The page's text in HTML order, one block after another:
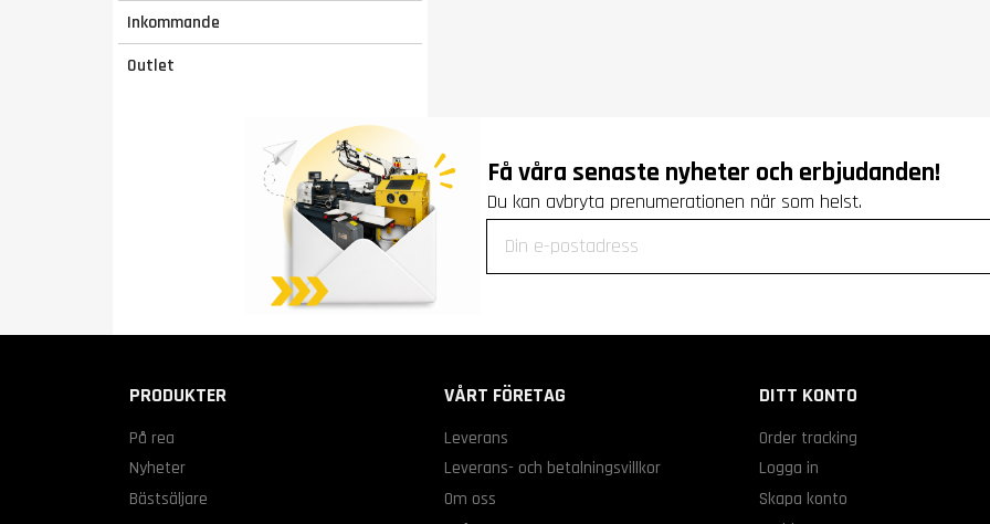
Inkommande
Outlet
Få våra senaste nyheter och erbjudanden!
Du kan avbryta prenumerationen när som helst.
PRODUKTER
På rea
Nyheter
Bästsäljare
VÅRT FÖRETAG
Leverans
Leverans- och betalningsvillkor
Om oss
DITT KONTO
Order tracking
Logga in
Skapa konto